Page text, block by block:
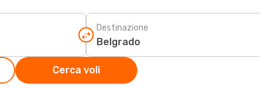
Destinazione
Cerca voli